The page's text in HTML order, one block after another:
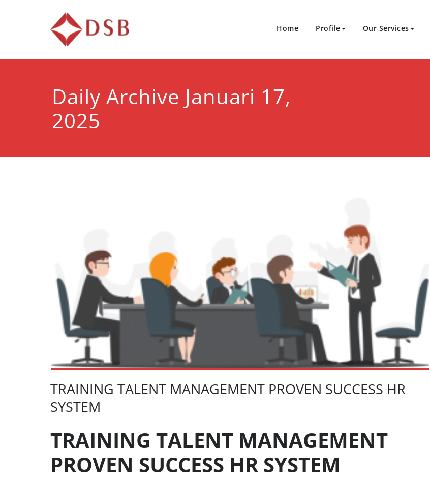
Home Profile Our Services
Daily Archive Januari 17,
2025
TRAINING TALENT MANAGEMENT PROVEN SUCCESS HR
SYSTEM
TRAINING TALENT MANAGEMENT
PROVEN SUCCESS HR SYSTEM